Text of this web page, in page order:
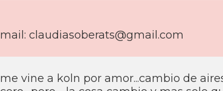
mail: claudiasoberats@gmail.com
me vine a koln por amor...cambio de